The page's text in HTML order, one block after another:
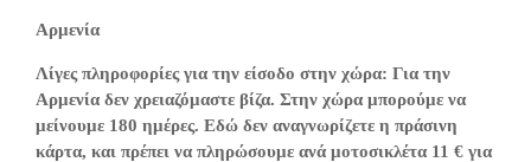
Αρμενία
Λίγες πληροφορίες για την είσοδο στην χώρα: Για την
Αρμενία δεν χρειαζόμαστε βίζα. Στην χώρα μπορούμε να
μείνουμε 180 ημέρες. Εδώ δεν αναγνωρίζετε η πράσινη
κάρτα, και πρέπει να πληρώσουμε ανά μοτοσικλέτα 11 € για